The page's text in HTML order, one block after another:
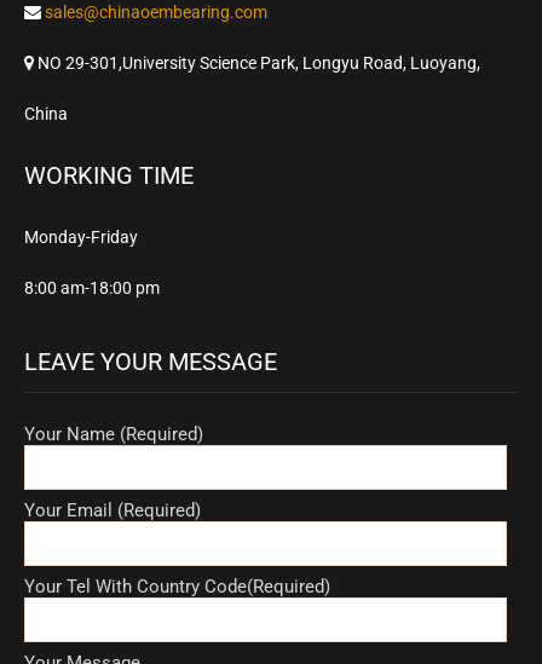
sales@chinaoembearing.com
NO 29-301,University Science Park, Longyu Road, Luoyang,
China
WORKING TIME
Monday-Friday
8:00 am-18:00 pm
LEAVE YOUR MESSAGE
Your Name (Required)
Your Email (Required)
Your Tel With Country Code(Required)